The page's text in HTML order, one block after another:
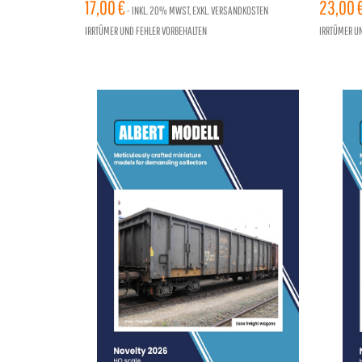
17,00 €- INKL.20% MWST, EXKL. VERSANDKOSTEN
IRRTÜMER UND FEHLER VORBEHALTEN
96
23,00
IRRTÜMER